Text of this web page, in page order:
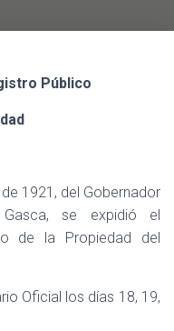
Público
1921, del Gobernador
se expidió el
de la Propiedad del
Oficial los días 18, 19,